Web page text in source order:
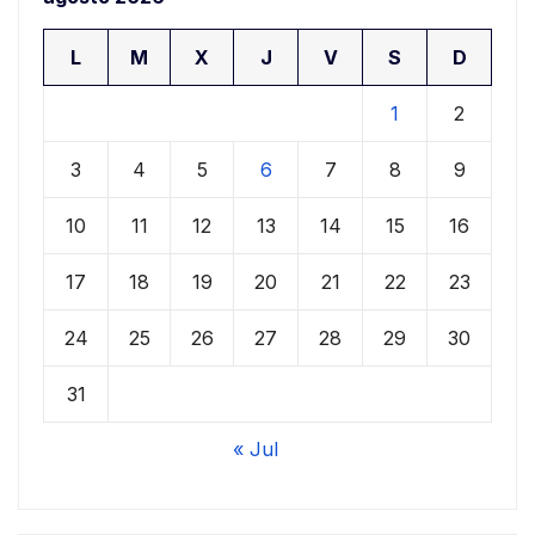
L M X J V S D
1 2
3 4 5 6 7 8 9
10 11 12 13 14 15 16
17 18 19 20 21 22 23
24 25 26 27 28 29 30
31
« Jul